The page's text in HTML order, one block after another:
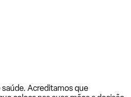
saúde. Acreditamos que